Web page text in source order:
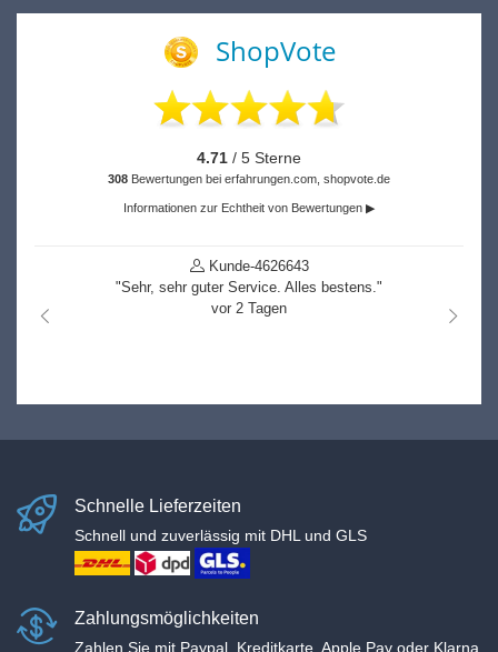
ShopVote
4.71 / 5 Sterne
308 Bewertungen bei erfahrungen.com, shopvote.de
Informationen zur Echtheit von Bewertungen ▶
Kunde-4626643
"Sehr, sehr guter Service. Alles bestens."
vor 2 Tagen
nach links
nach
Schnelle Lieferzeiten
Schnell und zuverlässig mit DHL und GLS
Zahlungsmöglichkeiten
Zahlen Sie mit Paypal, Kreditkarte, Apple Pay oder Klarna